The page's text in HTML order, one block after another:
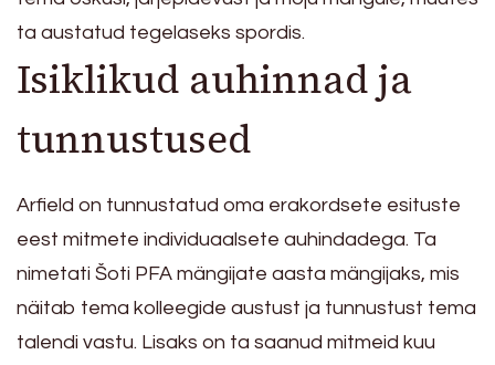
ta austatud tegelaseks spordis.
Isiklikud auhinnad ja
tunnustused
Arfield on tunnustatud oma erakordsete esituste
eest mitmete individuaalsete auhindadega. Ta
nimetati Šoti PFA mängijate aasta mängijaks, mis
näitab tema kolleegide austust ja tunnustust tema
talendi vastu. Lisaks on ta saanud mitmeid kuu